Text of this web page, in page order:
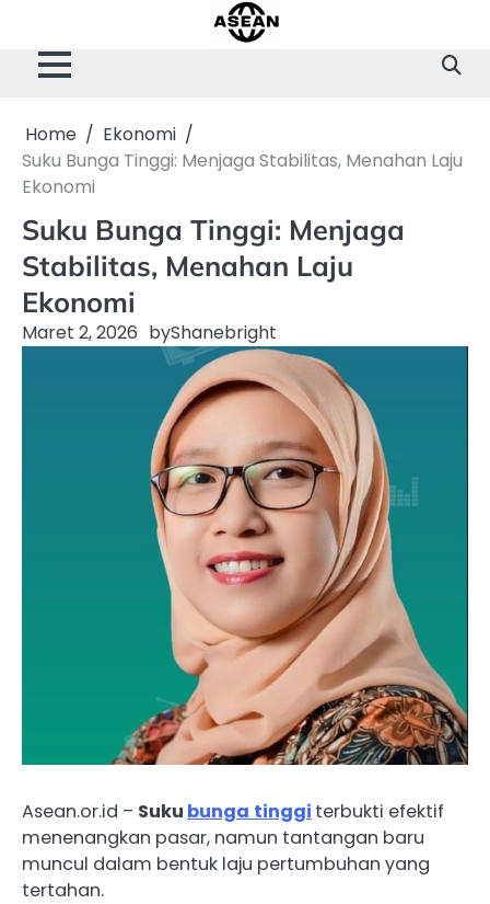
content
Home
Ekonomi
Suku Bunga Tinggi: Menjaga Stabilitas, Menahan Laju
Ekonomi
Suku Bunga Tinggi: Menjaga
Stabilitas, Menahan Laju
Ekonomi
Maret 2, 2026 byShanebright
Asean.or.id – Suku bunga tinggi terbukti efektif
menenangkan pasar, namun tantangan baru
muncul dalam bentuk laju pertumbuhan yang
tertahan.